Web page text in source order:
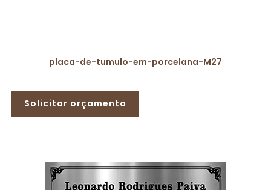
placa-de-tumulo-em-porcelana-M27
Solicitar orçamento